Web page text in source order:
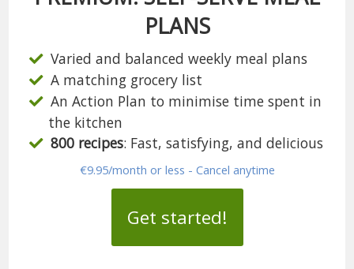
PLANS
Varied and balanced weekly meal plans
A matching grocery list
An Action Plan to minimise time spent in
the kitchen
800 recipes: Fast, satisfying, and delicious
€9.95/month or less - Cancel anytime
Get started!